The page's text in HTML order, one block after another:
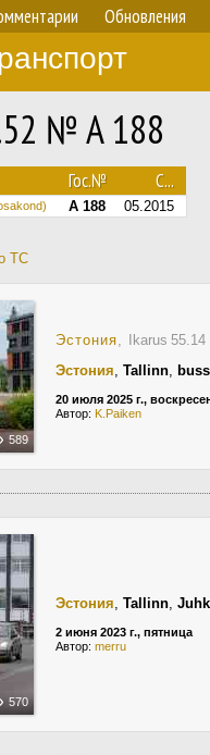
Обновления
№ A 188
Гос.№ С...
A 188 05.2015
ТС
589
Эстония, Ikarus
Эстония, Tallinn,
20 июля 2025 г.,
Автор: K.Paiken
570
Эстония, Tallinn,
2 июня 2023 г., пятница
Автор: merru